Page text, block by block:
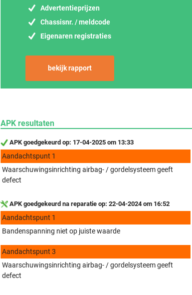
Advertentieprijzen
Chassisnr. / meldcode
Eigenaren registraties
bekijk rapport
APK resultaten
APK goedgekeurd op: 17-04-2025 om 13:33
Aandachtspunt 1
Waarschuwingsinrichting airbag- / gordelsysteem geeft
defect
APK goedgekeurd na reparatie op: 22-04-2024 om 16:52
Aandachtspunt 1
Bandenspanning niet op juiste waarde
Aandachtspunt 3
Waarschuwingsinrichting airbag- / gordelsysteem geeft
defect